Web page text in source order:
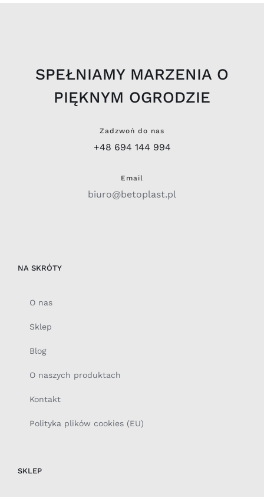
SPEŁNIAMY MARZENIA O
PIĘKNYM OGRODZIE
Zadzwoń do nas
+48 694 144 994
Email
biuro@betoplast.pl
NA SKRÓTY
O nas
Sklep
Blog
O naszych produktach
Kontakt
Polityka plików cookies (EU)
SKLEP